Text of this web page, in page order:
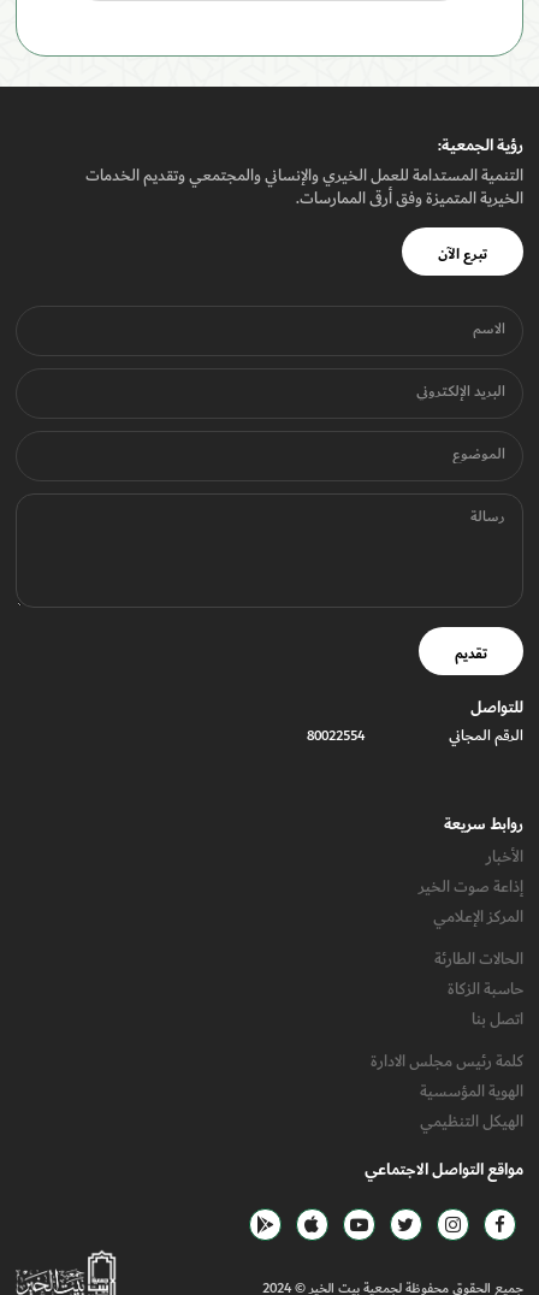
رؤيـة الجمعيـة:
التنمية المستدامة للعمل الخيري والإنساني والمجتمعي وتقديم الخدمات
الخيرية المتميزة وفق أرقى الممارسات.
تبرع الآن
الاسم
البريد الإلكتروني
الموضوع
رسالة
تقديم
للتواصل
الرقم المجاني 80022554
روابط سريعة
الأخبار
إذاعة صوت الخير
المركز الإعلامي
الحالات الطارئة
حاسبة الزكاة
اتصل بنا
كلمة رئيس مجلس الادارة
الهوية المؤسسية
الهيكل التنظيمي
مواقع التواصل الاجتماعي
جميع الحقوق محفوظة لجمعية بيت الخير © 2024